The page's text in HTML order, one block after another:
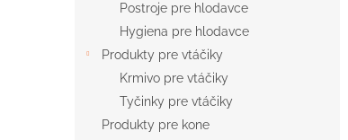
Postroje pre hlodavce
Hygiena pre hlodavce
Produkty pre vtáčiky
Krmivo pre vtáčiky
Tyčinky pre vtáčiky
Produkty pre kone